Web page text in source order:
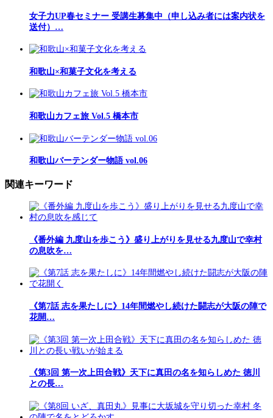
女子力UP春セミナー 受講生募集中（申し込み者には案内状を
送付）…
和歌山×和菓子文化を考える
和歌山カフェ旅 Vol.5 橋本市
和歌山バーテンダー物語 vol.06
関連キーワード
《番外編 九度山を歩こう》盛り上がりを見せる九度山で幸村
の息吹を…
《第7話 志を果たしに》14年間燃やし続けた闘志が大阪の陣で
花開…
《第3回 第一次上田合戦》天下に真田の名を知らしめた 徳川
との長…